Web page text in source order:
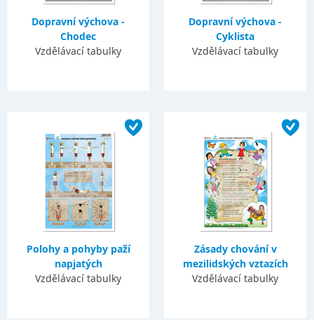
Dopravní výchova -
Chodec
Vzdělávací tabulky
Dopravní výchova -
Cyklista
Vzdělávací tabulky
Polohy a pohyby paží
napjatých
Vzdělávací tabulky
Zásady chování v
mezilidských vztazích
Vzdělávací tabulky